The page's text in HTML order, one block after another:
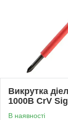
Викрутка
1000В CrV
В наявності